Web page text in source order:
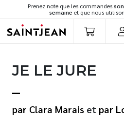
Prenez note que les commandes
semaine et que nous
Romans
Développement personnel
JE LE JURE
Clara Marais et